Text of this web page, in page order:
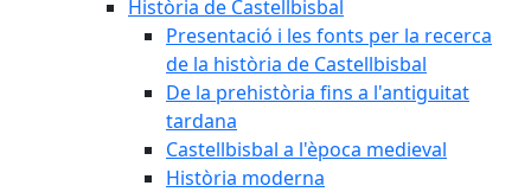
Història de Castellbisbal
Presentació i les fonts per la recerca
de la història de Castellbisbal
De la prehistòria fins a l'antiguitat
tardana
Castellbisbal a l'època medieval
Història moderna